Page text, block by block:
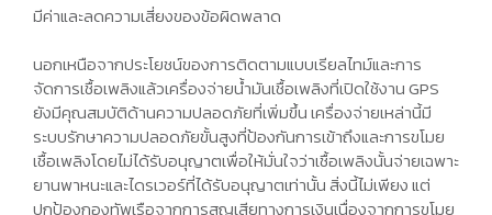
มีค่าและลดความเสี่ยงของข้อผิดพลาด
นอกเหนือจากประโยชน์ของการติดตามแบบเรียลไทม์และการ
จัดการเชื้อเพลิงแล้วเครื่องจ่ายน้ำมันเชื้อเพลิงที่เปิดใช้งาน GPS
ยังมีคุณสมบัติด้านความปลอดภัยที่เพิ่มขึ้น เครื่องจ่ายเหล่านี้มี
ระบบรักษาความปลอดภัยขั้นสูงที่ป้องกันการเข้าถึงและการขโมย
เชื้อเพลิงโดยไม่ได้รับอนุญาตเพื่อให้มั่นใจว่าเชื้อเพลิงนั้นจ่ายเฉพาะ
ยานพาหนะและไดรเวอร์ที่ได้รับอนุญาตเท่านั้น สิ่งนี้ไม่เพียง แต่
ปกป้องกองทัพเรือจากการสูญเสียทางการเงินเนื่องจากการขโมย